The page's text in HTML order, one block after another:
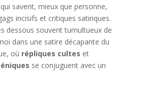
savent, mieux que personne,
incisifs et critiques satiriques.
dessous souvent tumultueux de
dans une satire décapante du
où répliques cultes et
se conjuguent avec un